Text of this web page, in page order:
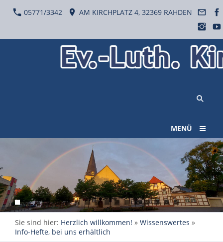
05771/3342 AM KIRCHPLATZ 4, 32369 RAHDEN
MENÜ
Sie sind hier: Herzlich willkommen! » Wissenswertes »
Info-Hefte, bei uns erhältlich